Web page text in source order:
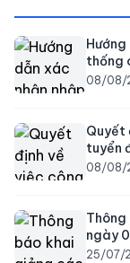
thống
08/08/
Quyết
tuyển
2026
08/08/
Thông
ngày
học
25/07/